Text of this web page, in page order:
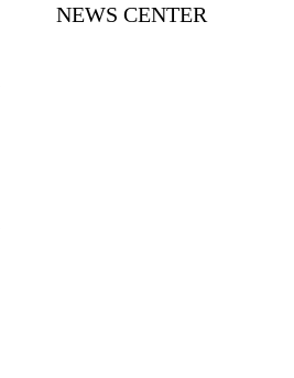
NEWS CENTER